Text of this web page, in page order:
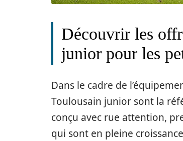
Découvrir les
junior pour les
Dans le cadre de
Toulousain junior sont la
conçu avec rue attention,
qui sont en pleine